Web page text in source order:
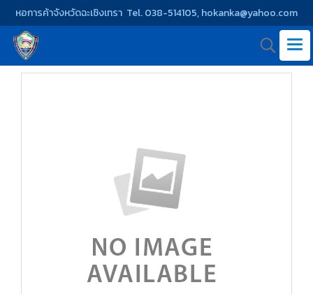
หอการค้าจังหวัดฉะเชิงเทรา Tel. 038-514105, hokanka@yahoo.com